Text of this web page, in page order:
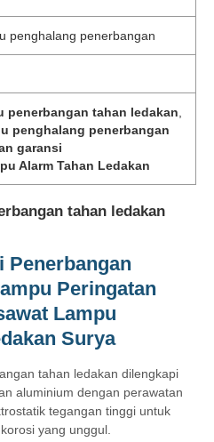
penghalang penerbangan
penerbangan tahan ledakan
penghalang penerbangan
garansi
Alarm Tahan Ledakan
tahan ledakan
Penerbangan
Peringatan
Lampu
Surya
tahan ledakan dilengkapi
aluminium dengan perawatan
tegangan tinggi untuk
yang unggul.